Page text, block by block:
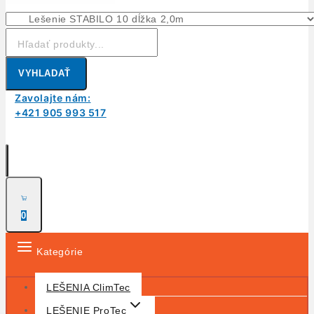
VYHLADAŤ
Zavolajte nám:
+421 905 993 517
0
Kategórie
LEŠENIA ClimTec
LEŠENIE ProTec